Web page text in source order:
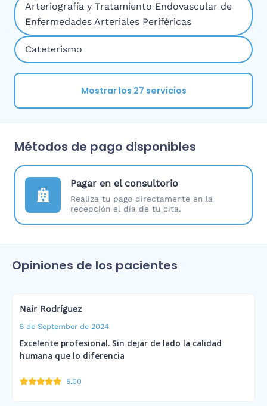
Arteriografía y Tratamiento Endovascular de
Enfermedades Arteriales Periféricas
Cateterismo
Mostrar los 27 servicios
Métodos de pago disponibles
Pagar en el consultorio
Realiza tu pago directamente en la
recepción el día de tu cita.
Opiniones de los pacientes
Nair Rodríguez
5 de September de 2024
Excelente profesional. Sin dejar de lado la calidad
humana que lo diferencia
5.00